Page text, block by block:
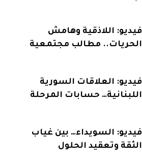
فيديو: اللاذقية وهامش
الحريات.. مطالب مجتمعية
فيديو: العلاقات السورية
اللبنانية… حسابات المرحلة
فيديو: السويداء… بين غياب
الثقة وتعقيد الحلول